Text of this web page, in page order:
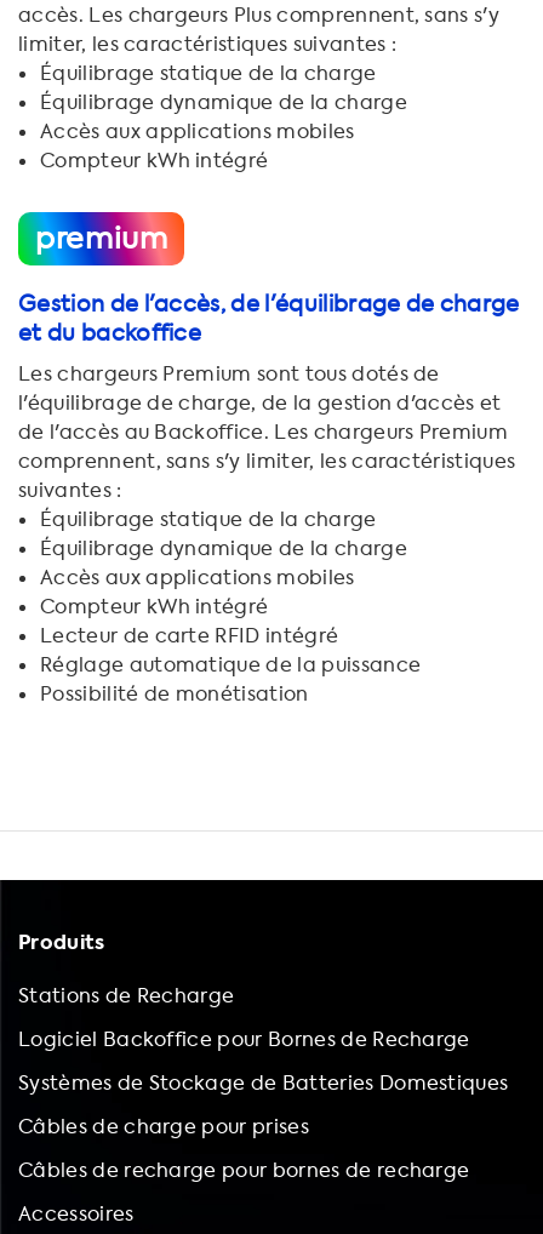
accès. Les chargeurs Plus comprennent, sans s'y
limiter, les caractéristiques suivantes :
Équilibrage statique de la charge
Équilibrage dynamique de la charge
Accès aux applications mobiles
Compteur kWh intégré
premium
Gestion de l'accès, de l'équilibrage de charge
et du backoffice
Les chargeurs Premium sont tous dotés de
l'équilibrage de charge, de la gestion d'accès et
de l'accès au Backoffice. Les chargeurs Premium
comprennent, sans s'y limiter, les caractéristiques
suivantes :
Équilibrage statique de la charge
Équilibrage dynamique de la charge
Accès aux applications mobiles
Compteur kWh intégré
Lecteur de carte RFID intégré
Réglage automatique de la puissance
Possibilité de monétisation
Produits
Stations de Recharge
Logiciel Backoffice pour Bornes de Recharge
Systèmes de Stockage de Batteries Domestiques
Câbles de charge pour prises
Câbles de recharge pour bornes de recharge
Accessoires